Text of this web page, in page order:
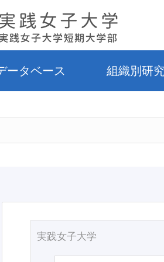
ータベース 組織別研
実践女子大学